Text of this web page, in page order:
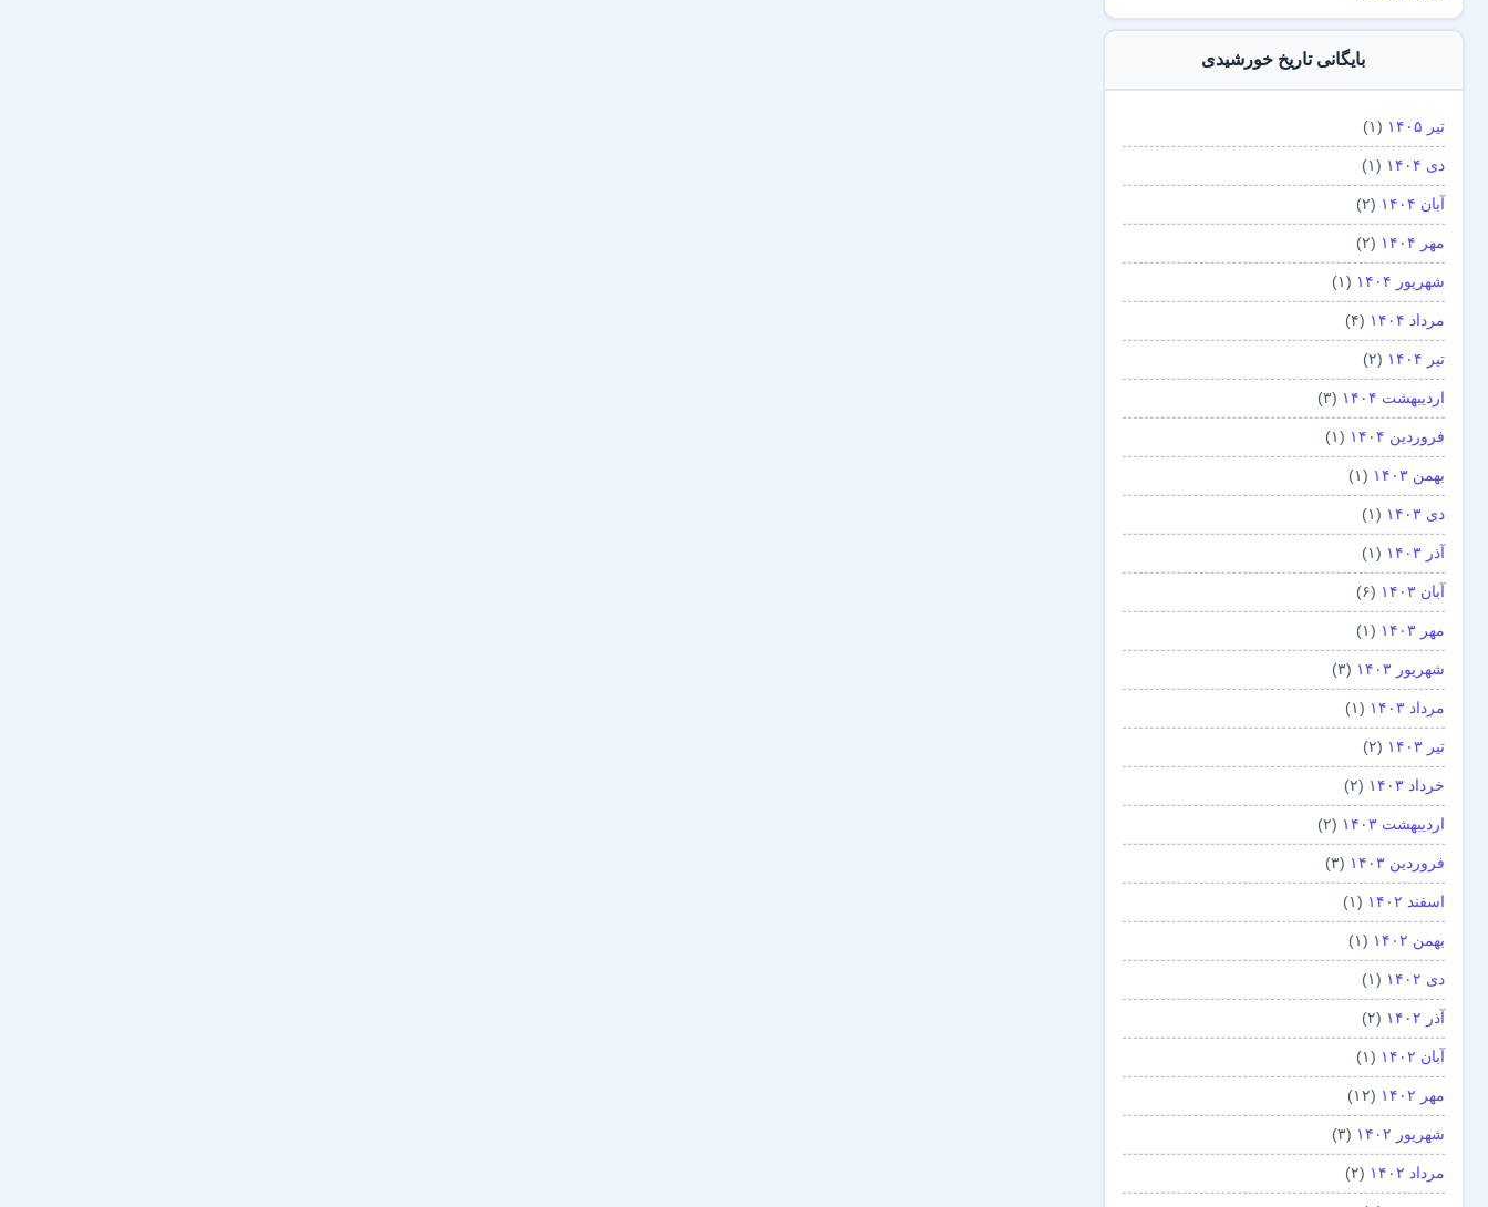
بایگانی تاریخ خورشیدی
تیر ۱۴۰۵ (۱)
دی ۱۴۰۴ (۱)
آبان ۱۴۰۴ (۲)
مهر ۱۴۰۴ (۲)
شهریور ۱۴۰۴ (۱)
مرداد ۱۴۰۴ (۴)
تیر ۱۴۰۴ (۲)
اردیبهشت ۱۴۰۴ (۳)
فروردین ۱۴۰۴ (۱)
بهمن ۱۴۰۳ (۱)
دی ۱۴۰۳ (۱)
آذر ۱۴۰۳ (۱)
آبان ۱۴۰۳ (۶)
مهر ۱۴۰۳ (۱)
شهریور ۱۴۰۳ (۳)
مرداد ۱۴۰۳ (۱)
تیر ۱۴۰۳ (۲)
خرداد ۱۴۰۳ (۲)
اردیبهشت ۱۴۰۳ (۲)
فروردین ۱۴۰۳ (۳)
اسفند ۱۴۰۲ (۱)
بهمن ۱۴۰۲ (۱)
دی ۱۴۰۲ (۱)
آذر ۱۴۰۲ (۲)
آبان ۱۴۰۲ (۱)
مهر ۱۴۰۲ (۱۲)
شهریور ۱۴۰۲ (۳)
مرداد ۱۴۰۲ (۲)